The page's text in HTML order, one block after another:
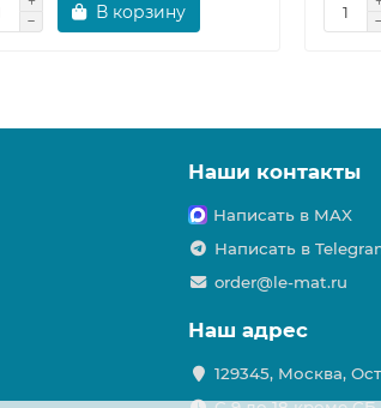
В корзину
Наши контакты
Написать в MAX
Написать в
order@le-mat.ru
Наш адрес
129345, Москва,